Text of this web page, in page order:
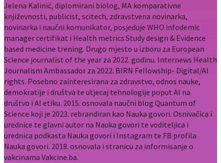
Jelena Kalinić, diplomirani biolog, MA komparativne
književnosti, publicist, scitech, zdravstvena novinarka,
novinarka i naučni komunikator, posjeduje WHO infodemic
manager certifikat i Health metrics Study design & Evidence
based medicine trening. Drugo mjesto u izboru za European
Science journalist of the year za 2022. godinu. Internews Health
Journalism Ambassador za 2022. BIRN Fellowship- Digital/AI
rights. Posebno zainteresirana za zdravstvo, odnos nauke,
demokratije i društva te utjecaj tehnologije poput AI na
društvo i AI etiku. 2015. osnovala naučni blog Quantum of
Science koji je 2023. rebrandiran kao Nauka govori. Osnivačica i
urednice te glavni autor na Nauka govori te voditeljica i
urednica podkasta Nauka govori i Instagram te FB profila
Nauka govori. 2018. osnovala i stranicu za informisanje o
vakcinama Vakcine.ba.